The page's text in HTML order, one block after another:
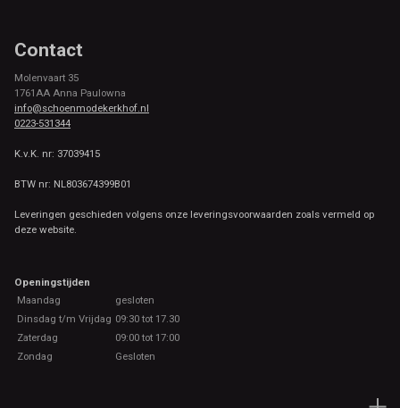
Contact
Molenvaart 35
1761AA Anna Paulowna
info@schoenmodekerkhof.nl
0223-531344
K.v.K. nr: 37039415
BTW nr: NL803674399B01
Leveringen geschieden volgens onze leveringsvoorwaarden zoals vermeld op
deze website.
Openingstijden
Maandag
gesloten
Dinsdag t/m Vrijdag 09:30 tot 17.30
Zaterdag
09:00 tot 17:00
Zondag
Gesloten